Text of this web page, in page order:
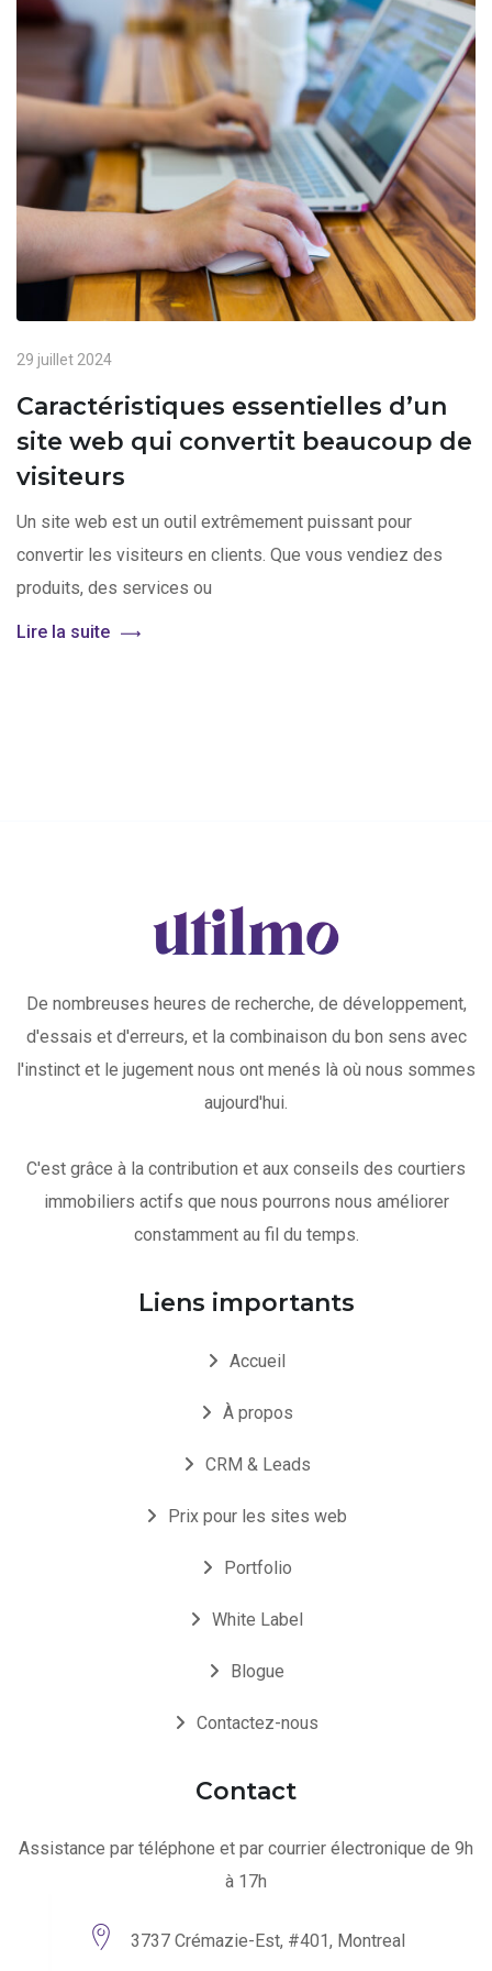
29 juillet 2024
Caractéristiques essentielles d’un
site web qui convertit beaucoup de
visiteurs
Un site web est un outil extrêmement puissant pour
convertir les visiteurs en clients. Que vous vendiez des
produits, des services ou
Lire la suite
De nombreuses heures de recherche, de développement,
d'essais et d'erreurs, et la combinaison du bon sens avec
l'instinct et le jugement nous ont menés là où nous sommes
aujourd'hui.
C'est grâce à la contribution et aux conseils des courtiers
immobiliers actifs que nous pourrons nous améliorer
constamment au fil du temps.
Liens importants
Accueil
À propos
CRM & Leads
Prix pour les sites web
Portfolio
White Label
Blogue
Contactez-nous
Contact
Assistance par téléphone et par courrier électronique de 9h
à 17h
3737 Crémazie-Est, #401, Montreal